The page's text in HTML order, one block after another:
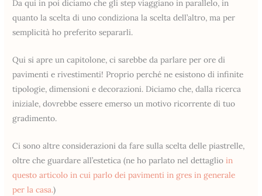
Da qui in poi diciamo che gli step viaggiano in parallelo, in
quanto la scelta di uno condiziona la scelta dell’altro, ma per
semplicità ho preferito separarli.
Qui si apre un capitolone, ci sarebbe da parlare per ore di
pavimenti e rivestimenti! Proprio perché ne esistono di infinite
tipologie, dimensioni e decorazioni. Diciamo che, dalla ricerca
iniziale, dovrebbe essere emerso un motivo ricorrente di tuo
gradimento.
Ci sono altre considerazioni da fare sulla scelta delle piastrelle,
oltre che guardare all’estetica (ne ho parlato nel dettaglioin
questo articolo in cui parlo dei pavimenti in gres in generale
per la casa.)